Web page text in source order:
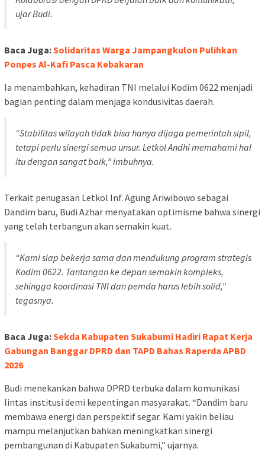
ujar Budi.
Baca Juga:Solidaritas Warga Jampangkulon Pulihkan
Ponpes Al-Kafi Pasca Kebakaran
Ia menambahkan, kehadiran TNI melalui Kodim 0622 menjadi
bagian penting dalam menjaga kondusivitas daerah.
“Stabilitas wilayah tidak bisa hanya dijaga pemerintah sipil,
tetapi perlu sinergi semua unsur. Letkol Andhi memahami hal
itu dengan sangat baik,” imbuhnya.
Terkait penugasan Letkol Inf. Agung Ariwibowo sebagai
Dandim baru, Budi Azhar menyatakan optimisme bahwa sinergi
yang telah terbangun akan semakin kuat.
“Kami siap bekerja sama dan mendukung program strategis
Kodim 0622. Tantangan ke depan semakin kompleks,
sehingga koordinasi TNI dan pemda harus lebih solid,”
tegasnya.
Baca Juga:Sekda Kabupaten Sukabumi Hadiri Rapat Kerja
Gabungan Banggar DPRD dan TAPD Bahas Raperda APBD
2026
Budi menekankan bahwa DPRD terbuka dalam komunikasi
lintas institusi demi kepentingan masyarakat. “Dandim baru
membawa energi dan perspektif segar. Kami yakin beliau
mampu melanjutkan bahkan meningkatkan sinergi
pembangunan di Kabupaten Sukabumi,” ujarnya.